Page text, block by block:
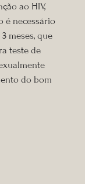
ao HIV,
é necessário
meses, que
teste de
do bom